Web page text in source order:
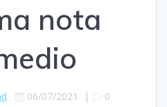
nota
06/07/2021 | 0